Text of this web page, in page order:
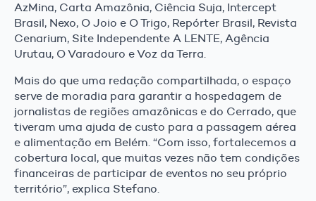
AzMina, Carta Amazônia, Ciência Suja, Intercept
Brasil, Nexo, O Joio e O Trigo, Repórter Brasil, Revista
Cenarium, Site Independente A LENTE, Agência
Urutau, O Varadouro e Voz da Terra.
Mais do que uma redação compartilhada, o espaço
serve de moradia para garantir a hospedagem de
jornalistas de regiões amazônicas e do Cerrado, que
tiveram uma ajuda de custo para a passagem aérea
e alimentação em Belém. “Com isso, fortalecemos a
cobertura local, que muitas vezes não tem condições
financeiras de participar de eventos no seu próprio
território”, explica Stefano.